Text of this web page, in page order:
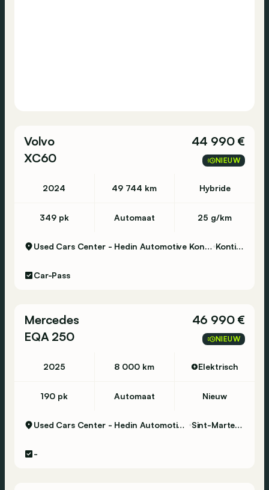
Volvo
XC60
44 990 €
NIEUW
2024 49 744 km Hybride
349 pk Automaat 25 g/km
Used Cars Center - Hedin Automotive Kontich Kontich
Car-Pass
Mercedes
EQA 250
46 990 €
NIEUW
2025 8 000 km Elektrisch
190 pk Automaat Nieuw
Used Cars Center - Hedin Automotive Sint-Martens-Latem Sint-Martens-Latem
-